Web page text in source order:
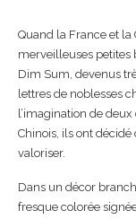
Quand la France et la
merveilleuses petites
Dim Sum, devenus
lettres de noblesses
l’imagination de deux
Chinois, ils ont
valoriser.
Dans un décor
fresque colorée